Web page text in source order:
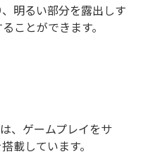
明るい部分を露出しす
ことができます。
、ゲームプレイをサ
載しています。